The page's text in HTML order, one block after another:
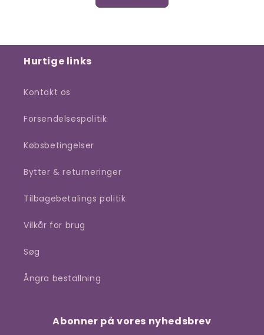
Hurtige links
Kontakt os
Forsendelsespolitik
Købsbetingelser
Bytter & returneringer
Tilbagebetalings politik
Vilkår for brug
Søg
Ångra beställning
Abonner på vores nyhedsbrev